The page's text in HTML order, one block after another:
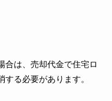
合は、売却代金で住宅ロ
る必要があります。